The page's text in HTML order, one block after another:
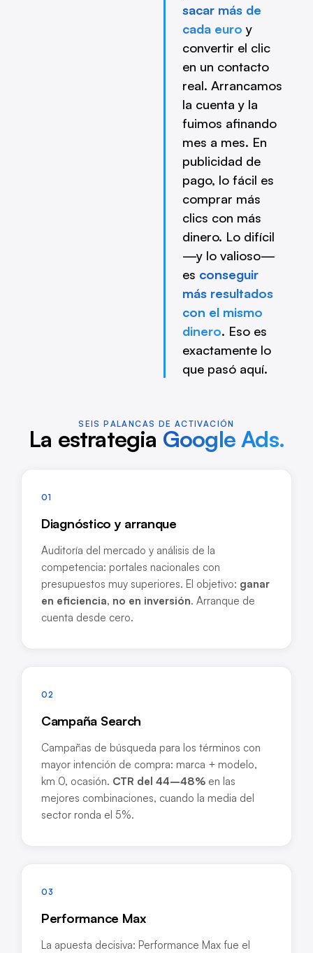
sacar más de
cada euro y
convertir el clic
en un contacto
real. Arrancamos
la cuenta y la
fuimos afinando
mes a mes. En
publicidad de
pago, lo fácil es
comprar más
clics con más
dinero. Lo difícil
—y lo valioso—
es conseguir
más resultados
con el mismo
dinero. Eso es
exactamente lo
que pasó aquí.
SEIS PALANCAS DE ACTIVACIÓN
La estrategia Google Ads.
01
Diagnóstico y arranque
Auditoría del mercado y análisis de la
competencia: portales nacionales con
presupuestos muy superiores. El objetivo: ganar
en eficiencia, no en inversión. Arranque de
cuenta desde cero.
02
Campaña Search
Campañas de búsqueda para los términos con
mayor intención de compra: marca + modelo,
km 0, ocasión. CTR del 44–48% en las
mejores combinaciones, cuando la media del
sector ronda el 5%.
03
Performance Max
La apuesta decisiva: Performance Max fue el